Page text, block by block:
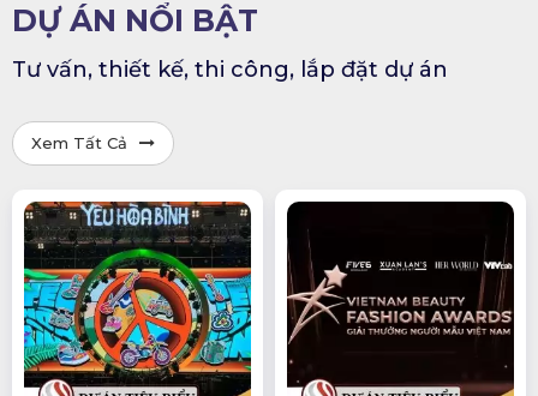
DỰ ÁN NỔI BẬT
Tư vấn, thiết kế, thi công, lắp đặt dự án
Xem Tất Cả